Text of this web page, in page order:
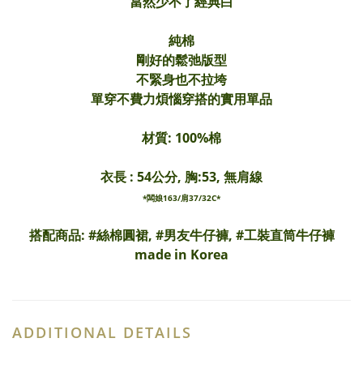
純棉
剛好的鬆弛版型
不緊身也不拉垮
單穿不費力煩惱穿搭的實用單品
材質: 100%棉
衣長 : 54公分, 胸:53, 無肩線
*闆娘163/肩37/32C*
搭配商品: #絲棉圓裙, #男友牛仔褲, #工裝直筒牛仔褲
made in Korea
ADDITIONAL DETAILS